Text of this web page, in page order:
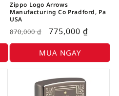
Zippo Logo Arrows
Manufacturing Co Pradford, Pa
USA
870,000₫ 775,000 ₫
MUA NGAY